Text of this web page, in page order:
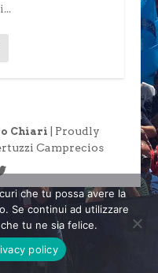
Chiari
| Proudly
Camprecios
che tu possa avere la
Se continui ad utilizzare
tu ne sia felice.
policy